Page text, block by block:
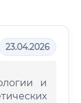
23.04.2026
и